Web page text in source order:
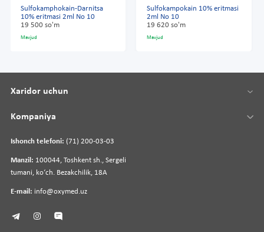
Sulfokamphokain-Darnitsa
10% eritmasi 2ml No 10
19 500 so'm
Mavjud
Sulfokampokain 10% eritmasi
2ml No 10
19 620 so'm
Mavjud
Ishonch telefoni: (71) 200-03-03
Manzil: 100044, Toshkent sh., Sergeli
tumani, koʻch. Bezakchilik, 18A
E-mail: info@oxymed.uz
Xaridor uchun
Kompaniya